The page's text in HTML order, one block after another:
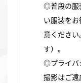
◎普段の服
い服装を
意くださ
す）。
◎プライバ
撮影はご